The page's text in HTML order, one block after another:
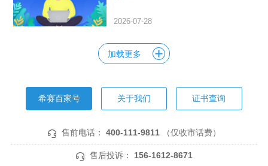
2026-07-28
加载更多
希赛百家号 关于我们 证书查询
售前电话： 400-111-9811 （仅收市话费）
售后投诉： 156-1612-8671